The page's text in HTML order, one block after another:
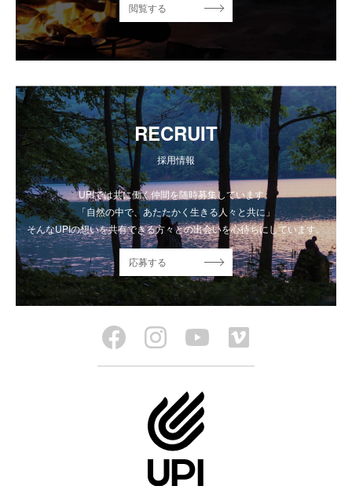
閲覧する
RECRUIT
採用情報
UPIでは共に働く仲間を随時募集しています。
「自然の中で、あたたかく生きる人々と共に」
そんなUPIの想いを共有できる方々との出会いを心待ちにしています。
応募する